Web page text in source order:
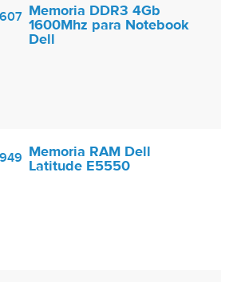
Memoria DDR3 4Gb
1600Mhz para Notebook
Dell
Memoria RAM Dell
Latitude E5550